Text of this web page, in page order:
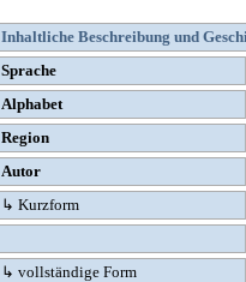
Inhaltliche Beschreibung und
Sprache
Alphabet
Region
Autor
↳ Kurzform
↳ vollständige Form